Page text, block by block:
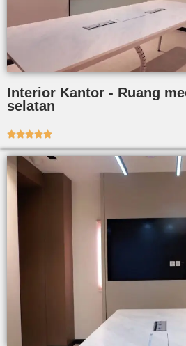
Interior Kantor - Ruang
selatan
